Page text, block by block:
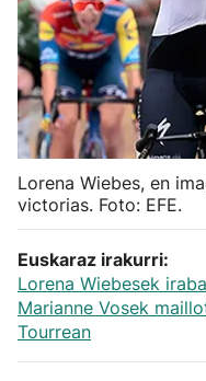
Carreras de montaña
Más deportes
"Helmuga"
Lorena Wiebes, en
victorias. Foto: EFE.
Euskaraz irakurri:
Lorena Wiebesek
Marianne Vosek
Tourrean